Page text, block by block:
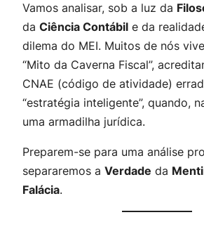
Vamos analisar, sob a luz da
da Ciência Contábil e da
dilema do MEI. Muitos de nós
“Mito da Caverna Fiscal”,
CNAE (código de atividade)
“estratégia inteligente”, quando,
uma armadilha jurídica.
Preparem-se para uma análise
separaremos a Verdade da
Falácia.